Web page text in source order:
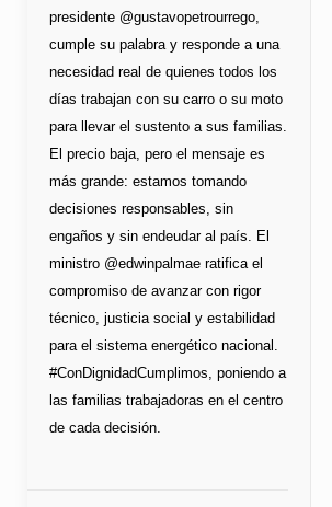
presidente @gustavopetrourrego,
cumple su palabra y responde a una
necesidad real de quienes todos los
días trabajan con su carro o su moto
para llevar el sustento a sus familias.
El precio baja, pero el mensaje es
más grande: estamos tomando
decisiones responsables, sin
engaños y sin endeudar al país. El
ministro @edwinpalmae ratifica el
compromiso de avanzar con rigor
técnico, justicia social y estabilidad
para el sistema energético nacional.
#ConDignidadCumplimos, poniendo a
las familias trabajadoras en el centro
de cada decisión.